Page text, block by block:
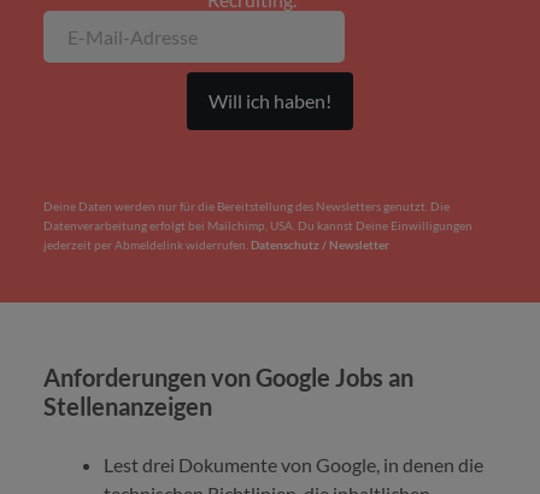
Deine Daten werden nur für die Bereitstellung des Newsletters genutzt. Die
Datenverarbeitung erfolgt bei Mailchimp, USA. Du kannst Deine Einwilligungen
jederzeit per Abmeldelink widerrufen. Datenschutz / Newsletter
Anforderungen von Google Jobs an
Stellenanzeigen
Lest drei Dokumente von Google, in denen die